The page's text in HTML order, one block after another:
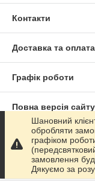
Контакти
Доставка та оплата
Графік роботи
Повна версія сайту
Сайт створено на
Політика
Шановний
обробляти
графіком
замовлення
Дякуємо за